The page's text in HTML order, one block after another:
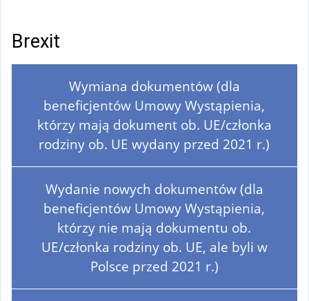
Brexit
Wymiana dokumentów (dla
beneficjentów Umowy Wystąpienia,
którzy mają dokument ob. UE/członka
rodziny ob. UE wydany przed 2021 r.)
Wydanie nowych dokumentów (dla
beneficjentów Umowy Wystąpienia,
którzy nie mają dokumentu ob.
UE/członka rodziny ob. UE, ale byli w
Polsce przed 2021 r.)